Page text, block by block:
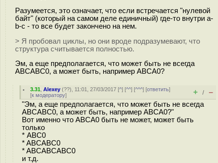
Разумеется, это означает, что если встречается "нулевой
байт" (который на самом деле единичный) где-то внутри a-
b-c - то все будет закончено на нем.
> Я пробовал циклы, но они вроде подразумевают, что
структура считывается полностью.
Эм, а еще предполагается, что может быть не всегда
ABCABC0, а может быть, например ABCA0?
3.31 ,Alexey (??), 11:01, 27/03/2017 [^] [^^] [^^^] [ответить]
[к модератору] + / –
"Эм, а еще предполагается, что может быть не всегда
ABCABC0, а может быть, например ABCA0?"
Вот именно что ABCA0 быть не может, может быть
только
* ABC0
* ABCABC0
* ABCABCABC0
и т.д.